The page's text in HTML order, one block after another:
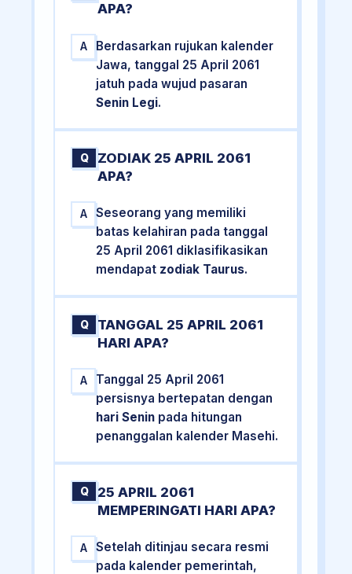
APA?
A
Berdasarkan rujukan kalender
Jawa, tanggal 25 April 2061
jatuh pada wujud pasaran
Senin Legi.
Q
ZODIAK 25 APRIL 2061
APA?
A
Seseorang yang memiliki
batas kelahiran pada tanggal
25 April 2061 diklasifikasikan
mendapat zodiak Taurus.
Q
TANGGAL 25 APRIL 2061
HARI APA?
A
Tanggal 25 April 2061
persisnya bertepatan dengan
hari Senin pada hitungan
penanggalan kalender Masehi.
Q
25 APRIL 2061
MEMPERINGATI HARI APA?
A
Setelah ditinjau secara resmi
pada kalender pemerintah,